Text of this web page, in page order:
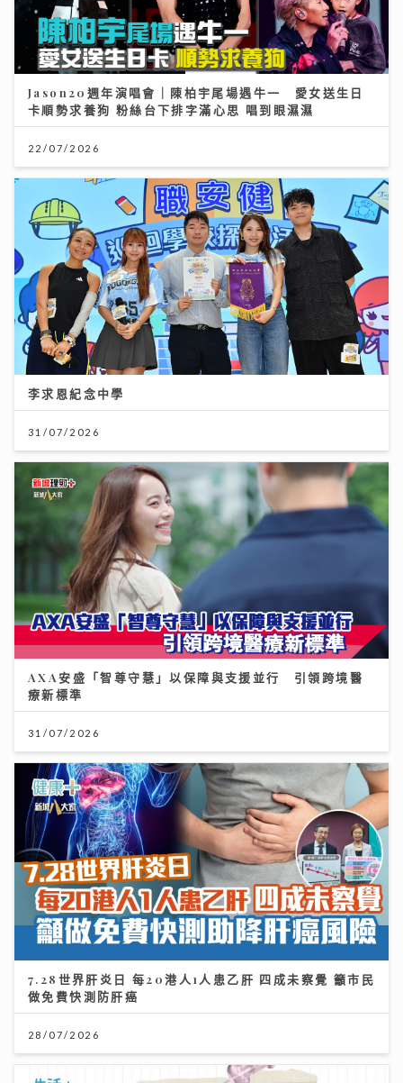
Jason20週年演唱會｜陳柏宇尾場遇牛一 愛女送生日
卡順勢求養狗 粉絲台下排字滿心思 唱到眼濕濕
22/07/2026
李求恩紀念中學
31/07/2026
AXA安盛「智尊守慧」以保障與支援並行 引領跨境醫
療新標準
31/07/2026
7.28世界肝炎日 每20港人1人患乙肝 四成未察覺 籲市民
做免費快測防肝癌
28/07/2026